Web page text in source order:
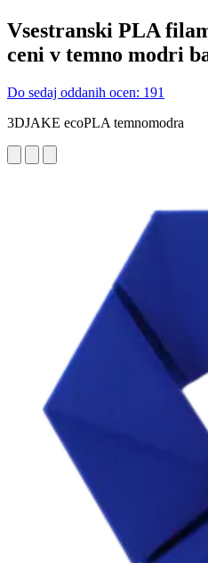
Vsestranski PLA
ceni v temno modri
Do sedaj oddanih ocen: 191
3DJAKE ecoPLA temnomodra